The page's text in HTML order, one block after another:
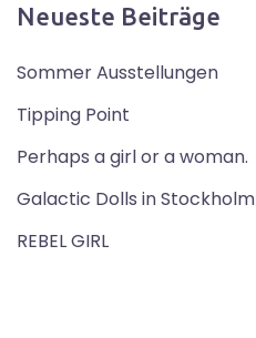
Neueste Beiträge
Sommer Ausstellungen
Tipping Point
Perhaps a girl or a woman.
Galactic Dolls in Stockholm
REBEL GIRL